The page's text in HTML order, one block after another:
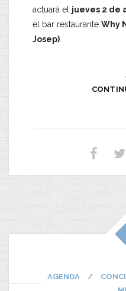
actuará el jueves 2 de
el bar restaurante Why
Josep)
AGENDA /